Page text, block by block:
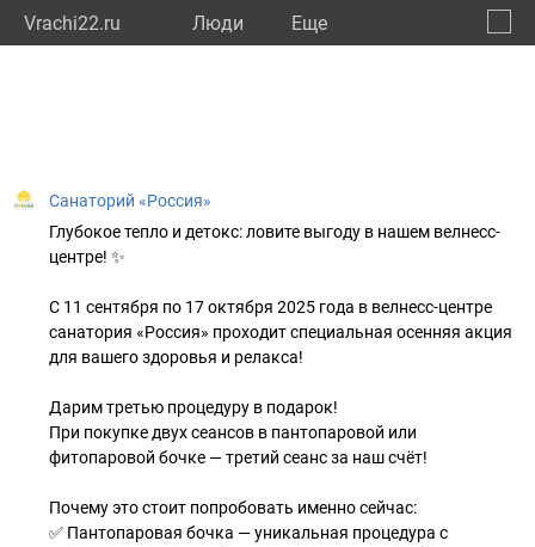
Vrachi22.ru Люди Eще
Санаторий «Россия»
Глубокое тепло и детокс: ловите выгоду в нашем велнесс-
центре! ✨
С 11 сентября по 17 октября 2025 года в велнесс-центре
санатория «Россия» проходит специальная осенняя акция
для вашего здоровья и релакса!
Дарим третью процедуру в подарок!
При покупке двух сеансов в пантопаровой или
фитопаровой бочке — третий сеанс за наш счёт!
Почему это стоит попробовать именно сейчас:
✅ Пантопаровая бочка — уникальная процедура с